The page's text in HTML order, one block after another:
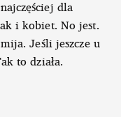
dla
i kobiet. No jest.
Jeśli jeszcze u
to działa.